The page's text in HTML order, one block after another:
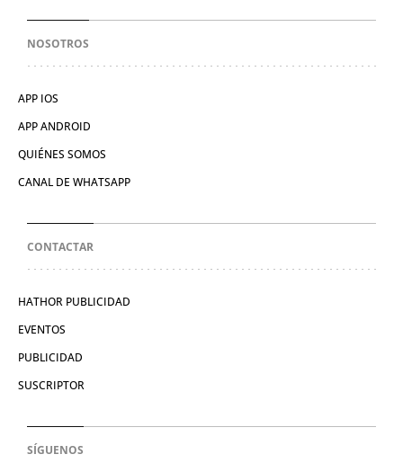
NOSOTROS
APP IOS
APP ANDROID
QUIÉNES SOMOS
CANAL DE WHATSAPP
CONTACTAR
HATHOR PUBLICIDAD
EVENTOS
PUBLICIDAD
SUSCRIPTOR
SÍGUENOS